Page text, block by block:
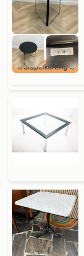
% Stapelkorting %